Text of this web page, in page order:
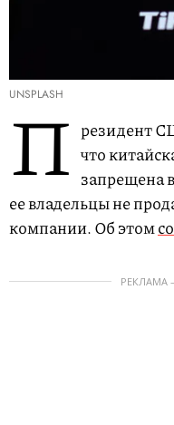
UNSPLASH
П резидент
что
запрещена
ее владельцы не
компании. Об этом
РЕКЛАМА